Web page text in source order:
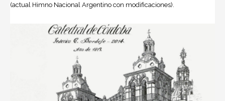
(actual Himno Nacional Argentino con modificaciones).